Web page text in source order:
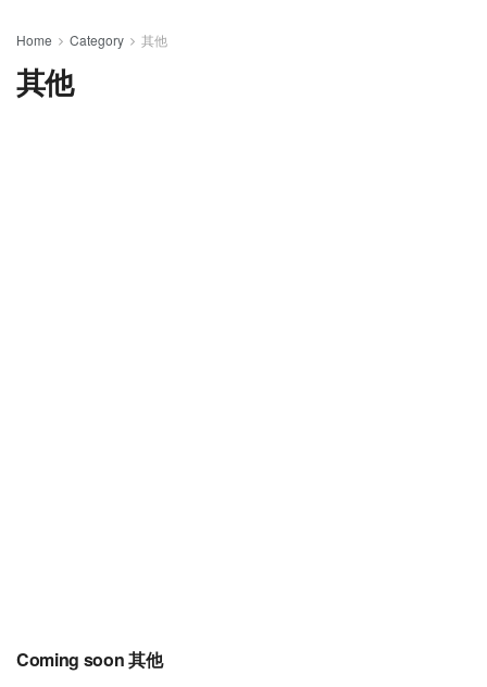
Home Category 其他
其他
Coming soon 其他